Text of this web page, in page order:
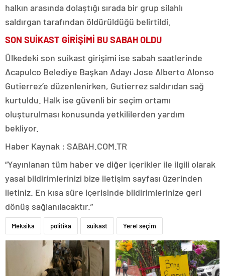
halkın arasında dolaştığı sırada bir grup silahlı
saldırgan tarafından öldürüldüğü belirtildi.
SON SUİKAST GİRİŞİMİ BU SABAH OLDU
Ülkedeki son suikast girişimi ise sabah saatlerinde
Acapulco Belediye Başkan Adayı Jose Alberto Alonso
Gutierrez’e düzenlenirken, Gutierrez saldırıdan sağ
kurtuldu. Halk ise güvenli bir seçim ortamı
oluşturulması konusunda yetkililerden yardım
bekliyor.
Haber Kaynak : SABAH.COM.TR
“Yayınlanan tüm haber ve diğer içerikler ile ilgili olarak
yasal bildirimlerinizi bize iletişim sayfası üzerinden
iletiniz. En kısa süre içerisinde bildirimlerinize geri
dönüş sağlanılacaktır.”
Meksika politika suikast Yerel seçim